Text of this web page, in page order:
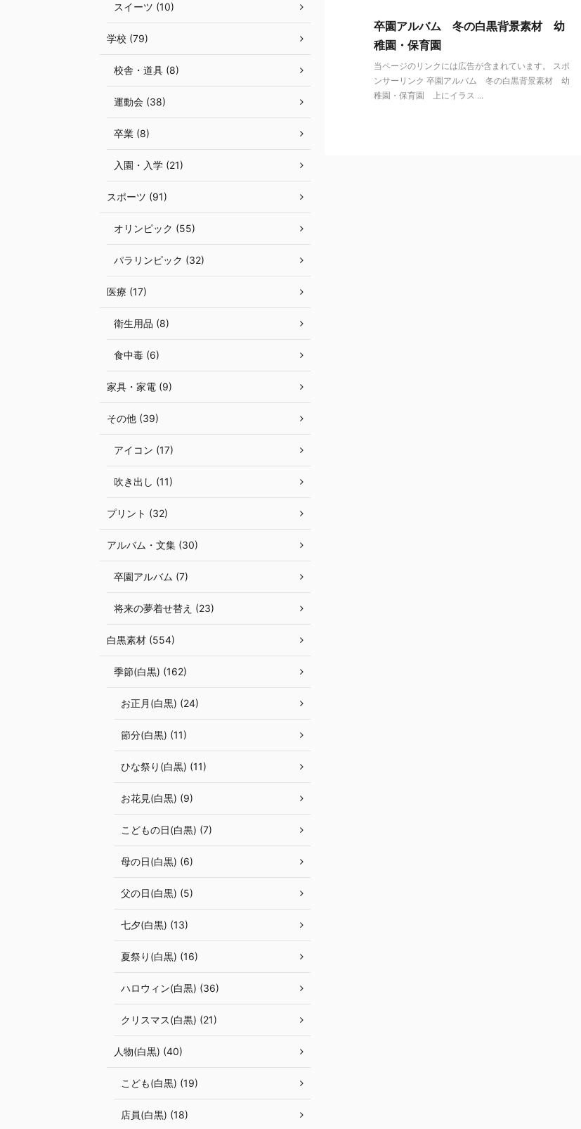
卒園アルバム 冬の白黒背景素材 幼
稚園・保育園
当ページのリンクには広告が含まれています。 スポ
ンサーリンク 卒園アルバム 冬の白黒背景素材 幼
稚園・保育園 上にイラス ...
スイーツ (10)
学校 (79)
校舎・道具 (8)
運動会 (38)
卒業 (8)
入園・入学 (21)
スポーツ (91)
オリンピック (55)
パラリンピック (32)
医療 (17)
衛生用品 (8)
食中毒 (6)
家具・家電 (9)
その他 (39)
アイコン (17)
吹き出し (11)
プリント (32)
アルバム・文集 (30)
卒園アルバム (7)
将来の夢着せ替え (23)
白黒素材 (554)
季節(白黒) (162)
お正月(白黒) (24)
節分(白黒) (11)
ひな祭り(白黒) (11)
お花見(白黒) (9)
こどもの日(白黒) (7)
母の日(白黒) (6)
父の日(白黒) (5)
七夕(白黒) (13)
夏祭り(白黒) (16)
ハロウィン(白黒) (36)
クリスマス(白黒) (21)
人物(白黒) (40)
こども(白黒) (19)
店員(白黒) (18)